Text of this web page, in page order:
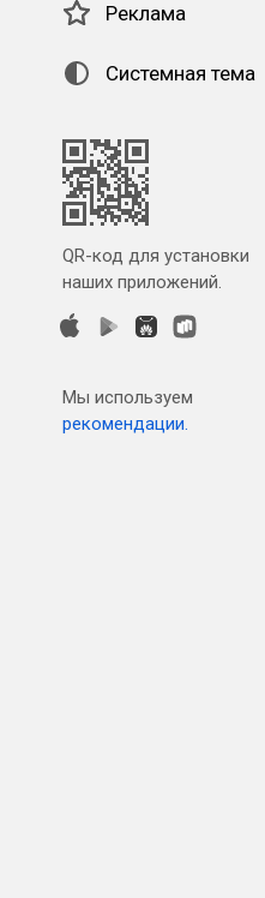
Реклама
Системная тема
QR-код для установки
наших приложений.
Мы используем
рекомендации.